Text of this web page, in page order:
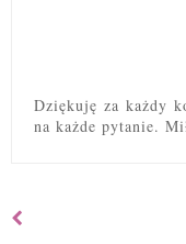
Dziękuję za każdy
na każde pytanie.